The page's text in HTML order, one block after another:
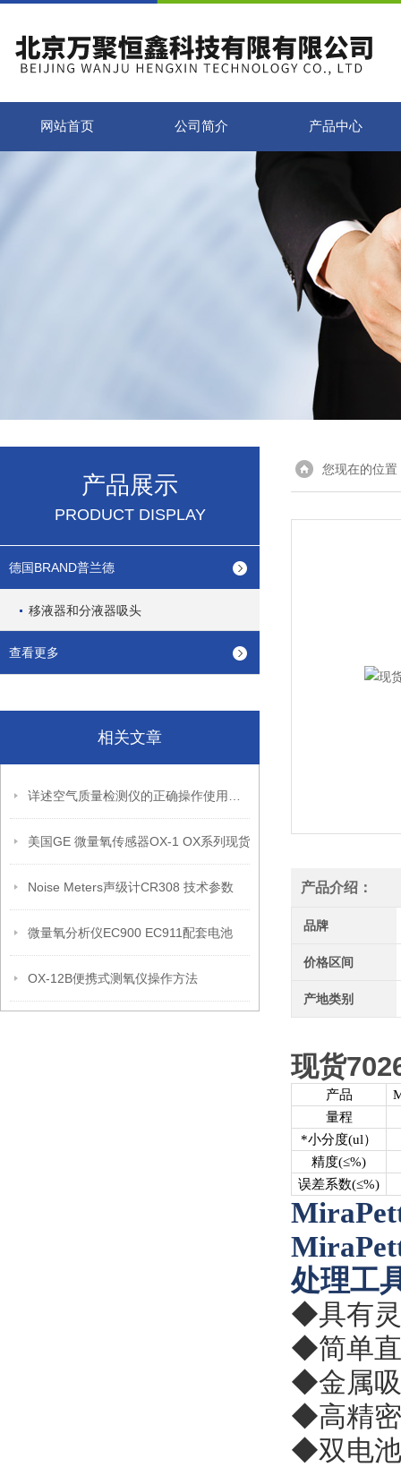
网站首页 公司简介 产品中心
产品展示
PRODUCT DISPLAY
德国BRAND普兰德
移液器和分液器吸头
查看更多
相关文章
美国GE 微量氧传感器OX-1 OX系列现货
Noise Meters声级计CR308 技术参数
微量氧分析仪EC900 EC911配套电池
OX-12B便携式测氧仪操作方法
您现在的位置
产品介绍：
品牌
价格区间
产地类别
现货
产品
量程
*小分度(ul）
精度(≤%)
误差系数(≤%)
处理工
◆具有
◆简单直
◆金属吸
◆高精密
◆双电池